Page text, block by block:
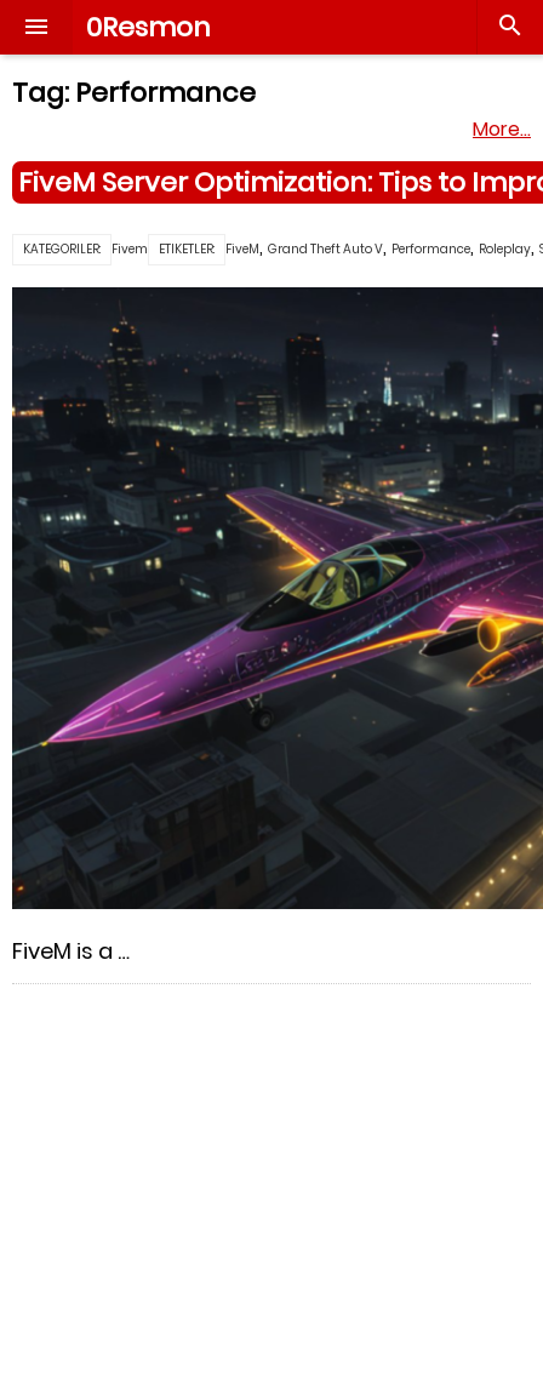
 0Resmon 
Tag: Performance
More…
FiveM Server Optimization: Tips to
KATEGORILER: Fivem ETIKETLER: FiveM, Grand Theft Auto V, Performance, Roleplay,
FiveM is a …